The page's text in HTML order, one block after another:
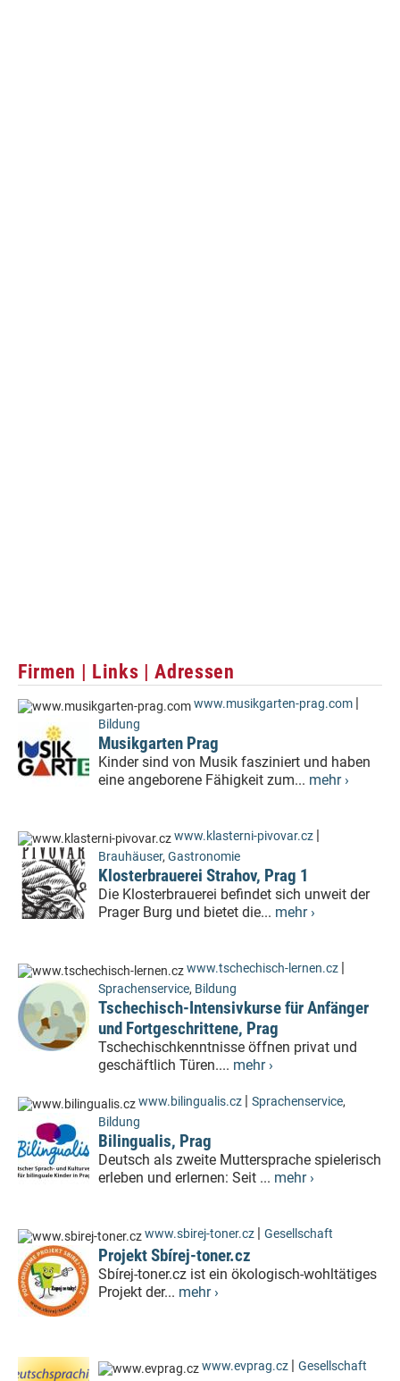
Firmen | Links | Adressen
www.musikgarten-prag.com |
Bildung
Musikgarten Prag
Kinder sind von Musik fasziniert und haben
eine angeborene Fähigkeit zum... mehr ›
www.klasterni-pivovar.cz |
Brauhäuser, Gastronomie
Klosterbrauerei Strahov, Prag 1
Die Klosterbrauerei befindet sich unweit der
Prager Burg und bietet die... mehr ›
www.tschechisch-lernen.cz |
Sprachenservice, Bildung
Tschechisch-Intensivkurse für Anfänger
und Fortgeschrittene, Prag
Tschechischkenntnisse öffnen privat und
geschäftlich Türen.... mehr ›
www.bilingualis.cz | Sprachenservice,
Bildung
Bilingualis, Prag
Deutsch als zweite Muttersprache spielerisch
erleben und erlernen: Seit ... mehr ›
www.sbirej-toner.cz | Gesellschaft
Projekt Sbírej-toner.cz
Sbírej-toner.cz ist ein ökologisch-wohltätiges
Projekt der... mehr ›
www.evprag.cz | Gesellschaft